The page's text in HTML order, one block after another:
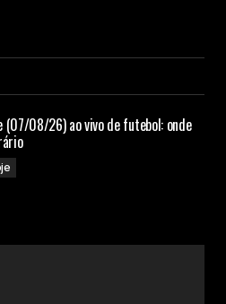
(07/08/26) ao vivo de futebol: onde